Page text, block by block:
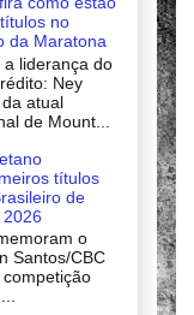
no
da Maratona
liderança do
Ney
atual
de Mount...
títulos
de
o
Santos/CBC